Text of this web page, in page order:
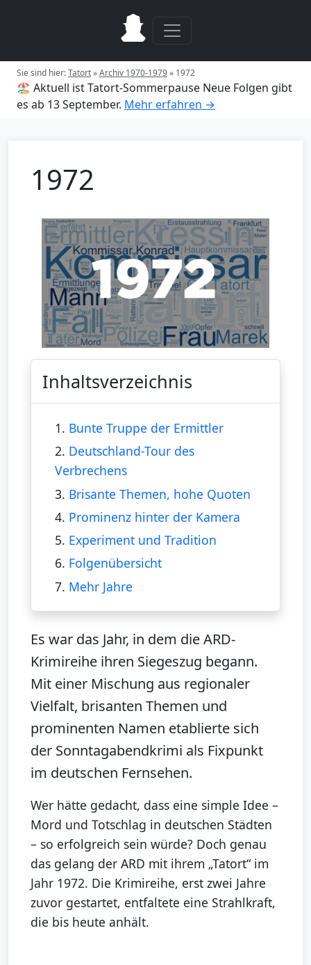
Sie sind hier:Tatort»Archiv 1970-1979» 1972
🏖️ Aktuell ist Tatort-Sommerpause Neue Folgen gibt
es ab 13 September. Mehr erfahren →
1972
Inhaltsverzeichnis
1. Bunte Truppe der Ermittler
2. Deutschland-Tour des
Verbrechens
3. Brisante Themen, hohe Quoten
4. Prominenz hinter der Kamera
5. Experiment und Tradition
6. Folgenübersicht
7. Mehr Jahre
Es war das Jahr, in dem die ARD-
Krimireihe ihren Siegeszug begann.
Mit einer Mischung aus regionaler
Vielfalt, brisanten Themen und
prominenten Namen etablierte sich
der Sonntagabendkrimi als Fixpunkt
im deutschen Fernsehen.
Wer hätte gedacht, dass eine simple Idee –
Mord und Totschlag in deutschen Städten
– so erfolgreich sein würde? Doch genau
das gelang der ARD mit ihrem „Tatort“ im
Jahr 1972. Die Krimireihe, erst zwei Jahre
zuvor gestartet, entfaltete eine Strahlkraft,
die bis heute anhält.